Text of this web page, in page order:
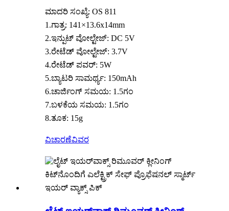
ಮಾದರಿ ಸಂಖ್ಯೆ: OS 811
1.ಗಾತ್ರ: 141×13.6x14mm
2.ಇನ್ಪುಟ್ ವೋಲ್ಟೇಜ್: DC 5V
3.ರೇಟೆಡ್ ವೋಲ್ಟೇಜ್: 3.7V
4.ರೇಟೆಡ್ ಪವರ್: 5W
5.ಬ್ಯಾಟರಿ ಸಾಮರ್ಥ್ಯ: 150mAh
6.ಚಾರ್ಜಿಂಗ್ ಸಮಯ: 1.5ಗಂ
7.ಬಳಕೆಯ ಸಮಯ: 1.5ಗಂ
8.ತೂಕ: 15g
ವಿಚಾರಣೆವಿವರ